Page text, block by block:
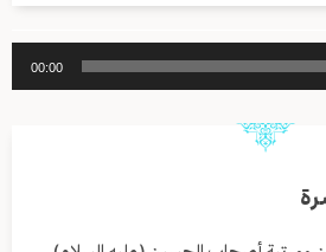
00:00